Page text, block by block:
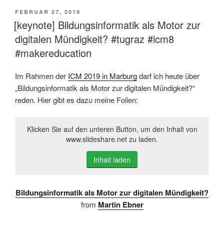
VERÖFFENTLICHT
AM
FEBRUAR 27, 2019
[keynote] Bildungsinformatik als Motor zur
digitalen Mündigkeit? #tugraz #icm8
#makereducation
Im Rahmen der ICM 2019 in Marburgdarf ich heute über
„Bildungsinformatik als Motor zur digitalen Mündigkeit?“
reden. Hier gibt es dazu meine Folien:
Klicken Sie auf den unteren Button, um den Inhalt von
www.slideshare.net zu laden.
Inhalt laden
Bildungsinformatik als Motor zur digitalen Mündigkeit?
from Martin Ebner